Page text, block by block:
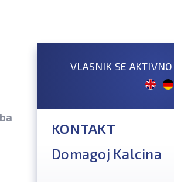
VLASNIK SE
KONTAKT
Domagoj Kalcina